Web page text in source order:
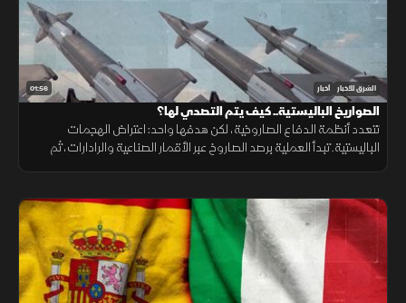
01:56 الشرق للأخبار أخبار
الصواريخ الباليستية.. كيف يتم التصدي لها؟
تتعدد أنظمة الدفاع الصاروخية، لكن هدفها واحد: اعتراض الهجمات
الباليستية. تبدأ العملية برصد الصاروخ عبر الأقمار الصناعية والرادارات، ثم